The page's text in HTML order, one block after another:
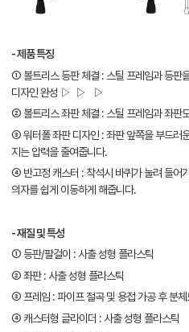
- 제품 특징
① 볼트리스 등판 체결 : 스틸 프레임과 등판
디자인 완성 ▷ ▷ ▷
② 볼트리스 좌판 체결 : 스틸 프레임과 좌판
③ 워터폴 좌판 디자인 : 좌판 앞쪽을 부드러
지는 압력을 줄여줍니다.
④ 반고정 캐스터 : 착석시 바퀴가 눌려 들어
의자를 쉽게 이동하게 해줍니다.
- 재질 및 특성
① 등판/팔걸이 : 사출 성형 플라스틱
② 좌판 : 사출 성형 플라스틱
③ 프레임 : 파이프 절곡 및 용접 가공 후 분체
④ 캐스터형 글라이더 : 사출 성형 플라스틱